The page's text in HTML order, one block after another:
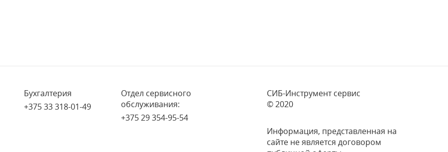
Бухгалтерия
+375 33 318-01-49
Отдел сервисного
обслуживания:
+375 29 354-95-54
СИБ-Инструмент сервис
© 2020
Информация, представленная на
сайте не является договором